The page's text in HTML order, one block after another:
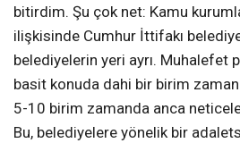
bitirdim. Şu çok net: Kamu
ilişkisinde Cumhur İttifakı
belediyelerin yeri ayrı. Muhalefet
basit konuda dahi bir birim
5-10 birim zamanda anca
Bu, belediyelere yönelik bir